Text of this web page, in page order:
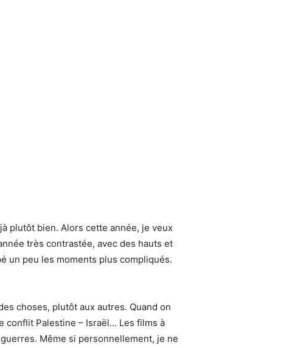
plutôt bien. Alors cette année, je veux
très contrastée, avec des hauts et
un peu les moments plus compliqués.
choses, plutôt aux autres. Quand on
conflit Palestine – Israël… Les films à
Même si personnellement, je ne